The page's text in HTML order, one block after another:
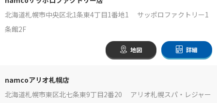
北海道札幌市中央区北1条東4丁目1番地1 サッポロファクトリー1
条館2F
地図 詳細
namcoアリオ札幌店
北海道札幌市東区北七条東9丁目2番20 アリオ札幌スパ・レジャー